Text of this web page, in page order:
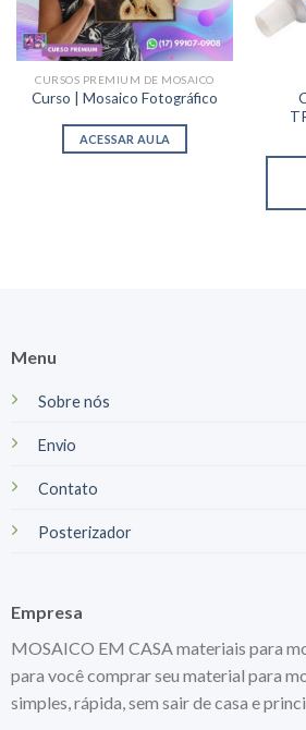
CURSOS PREMIUM DE MOSAICO
Curso | Mosaico Fotográfico
ACESSAR AULA
Menu
Sobre nós
Envio
Contato
Posterizador
Empresa
MOSAICO EM CASA materiais para
para você comprar seu material para
simples, rápida, sem sair de casa e